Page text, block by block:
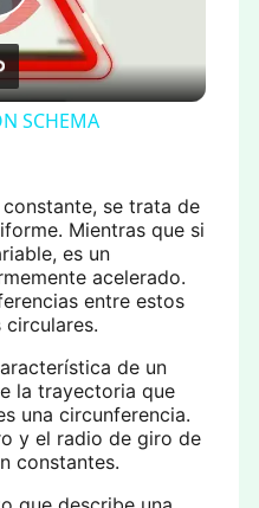
SCHEMA
se trata de
Mientras que si
es un
acelerado.
entre estos
de un
la trayectoria que
una circunferencia.
y el radio de giro de
constantes.